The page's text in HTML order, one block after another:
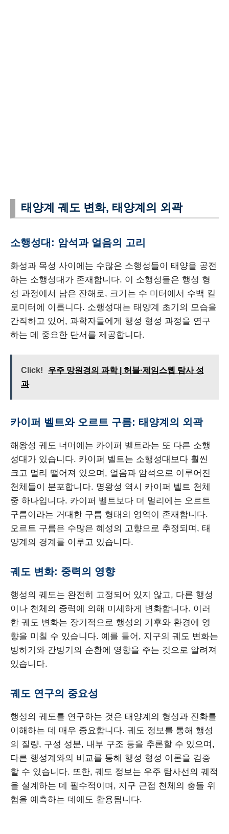
태양계 궤도 변화, 태양계의 외곽
소행성대: 암석과 얼음의 고리
화성과 목성 사이에는 수많은 소행성들이 태양을 공전
하는 소행성대가 존재합니다. 이 소행성들은 행성 형
성 과정에서 남은 잔해로, 크기는 수 미터에서 수백 킬
로미터에 이릅니다. 소행성대는 태양계 초기의 모습을
간직하고 있어, 과학자들에게 행성 형성 과정을 연구
하는 데 중요한 단서를 제공합니다.
Click!
우주 망원경의 과학 | 허블·제임스웹 탐사 성
과
카이퍼 벨트와 오르트 구름: 태양계의 외곽
해왕성 궤도 너머에는 카이퍼 벨트라는 또 다른 소행
성대가 있습니다. 카이퍼 벨트는 소행성대보다 훨씬
크고 멀리 떨어져 있으며, 얼음과 암석으로 이루어진
천체들이 분포합니다. 명왕성 역시 카이퍼 벨트 천체
중 하나입니다. 카이퍼 벨트보다 더 멀리에는 오르트
구름이라는 거대한 구름 형태의 영역이 존재합니다.
오르트 구름은 수많은 혜성의 고향으로 추정되며, 태
양계의 경계를 이루고 있습니다.
궤도 변화: 중력의 영향
행성의 궤도는 완전히 고정되어 있지 않고, 다른 행성
이나 천체의 중력에 의해 미세하게 변화합니다. 이러
한 궤도 변화는 장기적으로 행성의 기후와 환경에 영
향을 미칠 수 있습니다. 예를 들어, 지구의 궤도 변화는
빙하기와 간빙기의 순환에 영향을 주는 것으로 알려져
있습니다.
궤도 연구의 중요성
행성의 궤도를 연구하는 것은 태양계의 형성과 진화를
이해하는 데 매우 중요합니다. 궤도 정보를 통해 행성
의 질량, 구성 성분, 내부 구조 등을 추론할 수 있으며,
다른 행성계와의 비교를 통해 행성 형성 이론을 검증
할 수 있습니다. 또한, 궤도 정보는 우주 탐사선의 궤적
을 설계하는 데 필수적이며, 지구 근접 천체의 충돌 위
험을 예측하는 데에도 활용됩니다.